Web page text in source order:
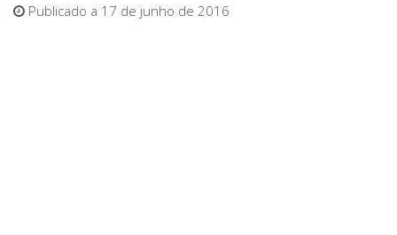
Publicado a 17 de junho de 2016